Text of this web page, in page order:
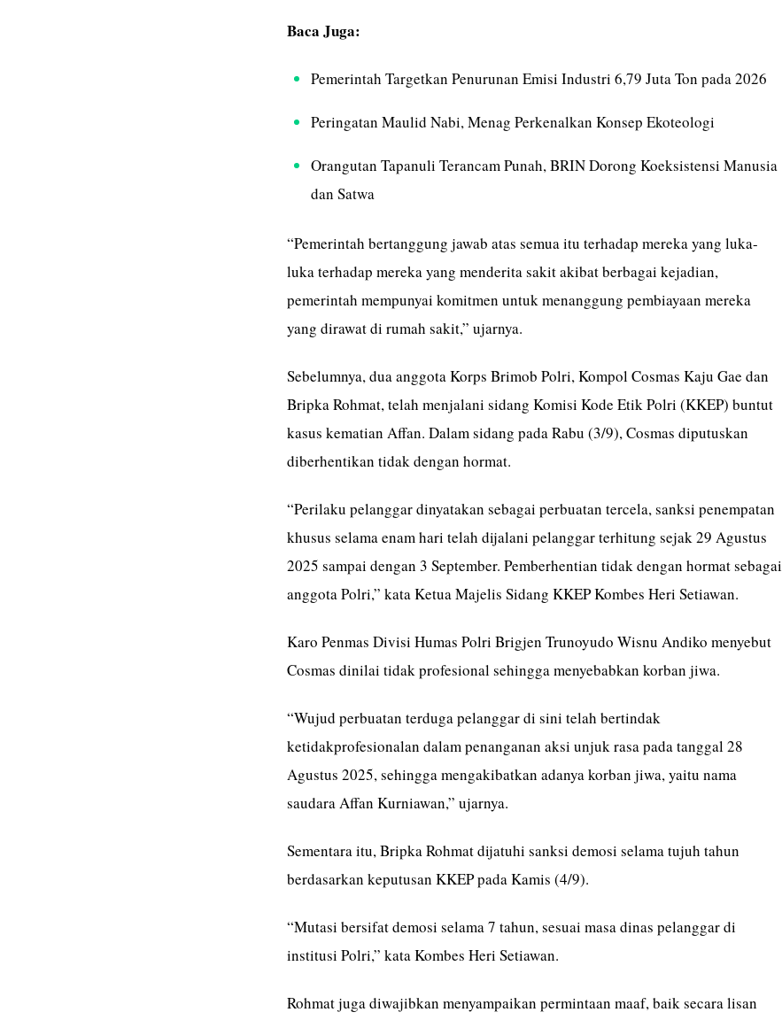
Baca Juga:
Pemerintah Targetkan Penurunan Emisi Industri 6,79 Juta Ton pada 2026
Peringatan Maulid Nabi, Menag Perkenalkan Konsep Ekoteologi
Orangutan Tapanuli Terancam Punah, BRIN Dorong Koeksistensi Manusia
dan Satwa
“Pemerintah bertanggung jawab atas semua itu terhadap mereka yang luka-
luka terhadap mereka yang menderita sakit akibat berbagai kejadian,
pemerintah mempunyai komitmen untuk menanggung pembiayaan mereka
yang dirawat di rumah sakit,” ujarnya.
Sebelumnya, dua anggota Korps Brimob Polri, Kompol Cosmas Kaju Gae dan
Bripka Rohmat, telah menjalani sidang Komisi Kode Etik Polri (KKEP) buntut
kasus kematian Affan. Dalam sidang pada Rabu (3/9), Cosmas diputuskan
diberhentikan tidak dengan hormat.
“Perilaku pelanggar dinyatakan sebagai perbuatan tercela, sanksi penempatan
khusus selama enam hari telah dijalani pelanggar terhitung sejak 29 Agustus
2025 sampai dengan 3 September. Pemberhentian tidak dengan hormat sebagai
anggota Polri,” kata Ketua Majelis Sidang KKEP Kombes Heri Setiawan.
Karo Penmas Divisi Humas Polri Brigjen Trunoyudo Wisnu Andiko menyebut
Cosmas dinilai tidak profesional sehingga menyebabkan korban jiwa.
“Wujud perbuatan terduga pelanggar di sini telah bertindak
ketidakprofesionalan dalam penanganan aksi unjuk rasa pada tanggal 28
Agustus 2025, sehingga mengakibatkan adanya korban jiwa, yaitu nama
saudara Affan Kurniawan,” ujarnya.
Sementara itu, Bripka Rohmat dijatuhi sanksi demosi selama tujuh tahun
berdasarkan keputusan KKEP pada Kamis (4/9).
“Mutasi bersifat demosi selama 7 tahun, sesuai masa dinas pelanggar di
institusi Polri,” kata Kombes Heri Setiawan.
Rohmat juga diwajibkan menyampaikan permintaan maaf, baik secara lisan